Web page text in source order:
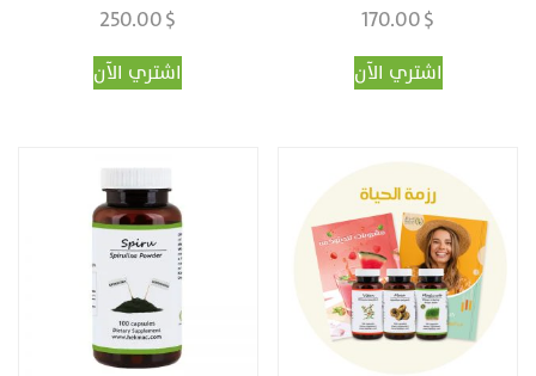
170.00$
اشتري الآن
250.00$
اشتري الآن